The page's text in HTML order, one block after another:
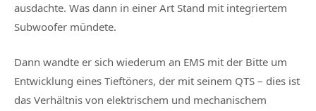
ausdachte. Was dann in einer Art Stand mit integriertem
Subwoofer mündete.
Dann wandte er sich wiederum an EMS mit der Bitte um
Entwicklung eines Tieftöners, der mit seinem QTS – dies ist
das Verhältnis von elektrischem und mechanischem